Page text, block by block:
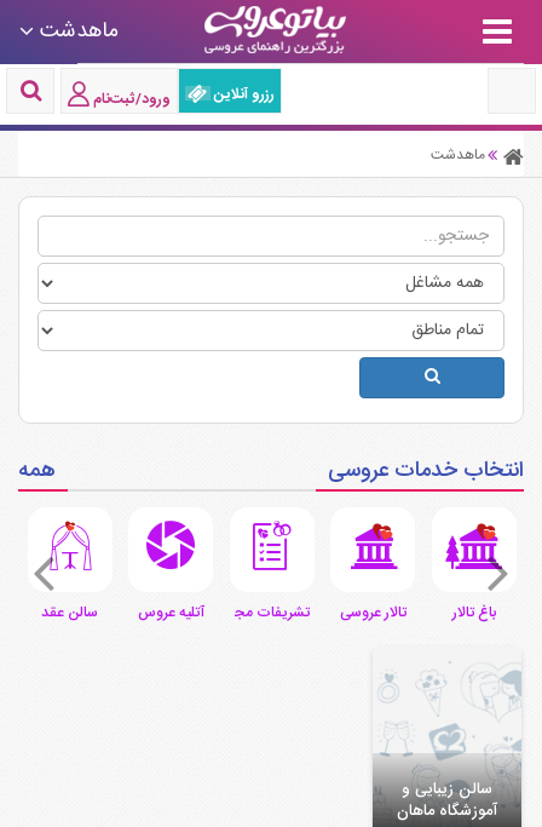
ماهدشت
رزرو آنلاین ورود/ثبت‌نام
ماهدشت
انتخاب خدمات عروسی همه
باغ تالار تالار عروسی تشریفات مجالس آتلیه عروس سالن عقد
سالن زیبایی و
آموزشگاه ماهان